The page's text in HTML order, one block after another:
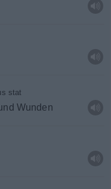
stat
Wunden